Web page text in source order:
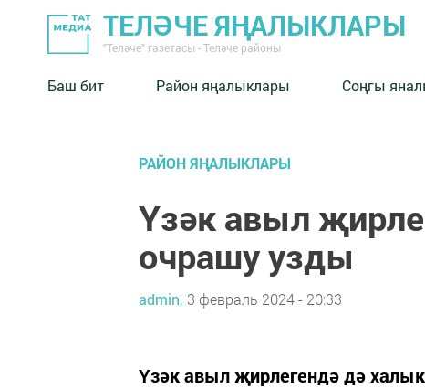
ТЕЛӘЧЕ ЯҢАЛЫКЛАРЫ
"Теләче" газетасы - Теләче районы
Баш бит Район яңалыклары Соңгы
РАЙОН ЯҢАЛЫКЛАРЫ
Үзәк авыл
очрашу узды
admin, 3 февраль 2024 - 20:33
Үзәк авыл җирлегендә дә